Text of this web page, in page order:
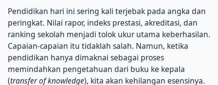
Pendidikan hari ini sering kali terjebak pada angka dan
peringkat. Nilai rapor, indeks prestasi, akreditasi, dan
ranking sekolah menjadi tolok ukur utama keberhasilan.
Capaian-capaian itu tidaklah salah. Namun, ketika
pendidikan hanya dimaknai sebagai proses
memindahkan pengetahuan dari buku ke kepala
(transfer of knowledge), kita akan kehilangan esensinya.